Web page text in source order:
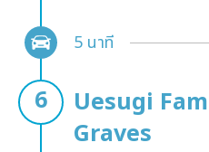
5 นาที
Uesugi
Graves